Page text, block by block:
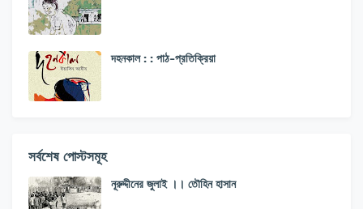
দহনকাল : : পাঠ-প্রতিক্রিয়া
সর্বশেষ পোস্টসমূহ
নূরুদ্দীনের জুলাই ।। তৌহিন হাসান